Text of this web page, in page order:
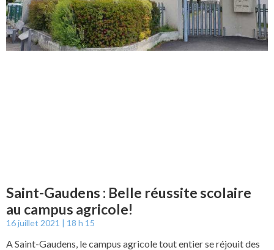
Saint-Gaudens : Belle réussite scolaire
au campus agricole!
16 juillet 2021 18 h 15
A Saint-Gaudens, le campus agricole tout entier se réjouit des